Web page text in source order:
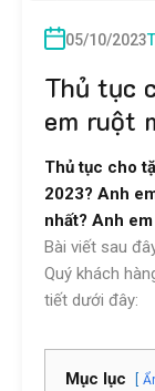
05/10/2023
Thủ tục
em ruột
Thủ tục cho
2023? Anh
nhất? Anh
Bài viết sau
Quý khách
tiết dưới đây:
Mục lục